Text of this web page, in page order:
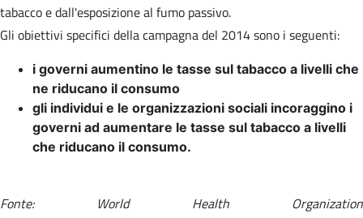
tabacco e dall'esposizione al fumo passivo.
Gli obiettivi specifici della campagna del 2014 sono i seguenti:
i governi aumentino le tasse sul tabacco a livelli che
ne riducano il consumo
gli individui e le organizzazioni sociali incoraggino i
governi ad aumentare le tasse sul tabacco a livelli
che riducano il consumo.
Fonte: World Health Organization